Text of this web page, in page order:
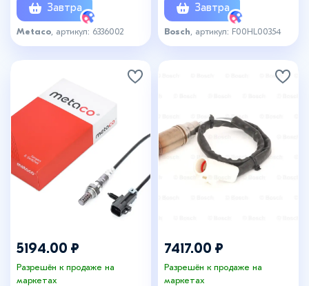
Завтра
Metaco , артикул: 6336002
Завтра
Bosch , артикул: F00HL00354
5194.00 ₽
Разрешён к продаже на
маркетах
7417.00 ₽
Разрешён к продаже на
маркетах